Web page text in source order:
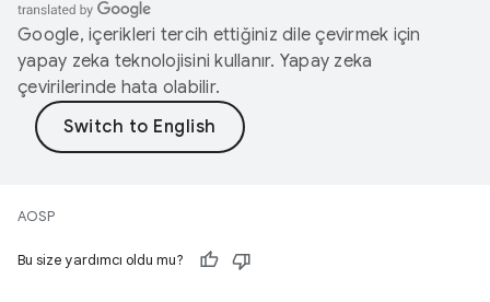
Google, içerikleri tercih ettiğiniz dile çevirmek için
yapay zeka teknolojisini kullanır. Yapay zeka
çevirilerinde hata olabilir.
AOSP
Bu size yardımcı oldu mu?